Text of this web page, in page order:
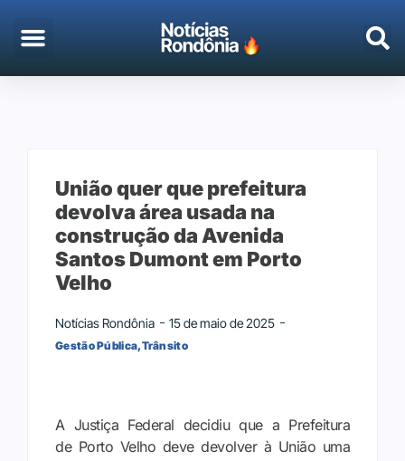
União quer que prefeitura
devolva área usada na
construção da Avenida
Santos Dumont em Porto
Velho
Notícias Rondônia 15 de maio de 2025
Gestão Pública,Trânsito
A Justiça Federal decidiu que a Prefeitura
de Porto Velho deve devolver à União uma